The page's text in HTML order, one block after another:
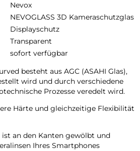
Nevox
NEVOGLASS 3D Kameraschutzglas
Displayschutz
Transparent
sofort verfügbar
besteht aus AGC (ASAHI Glas),
wird und durch verschiedene
Prozesse veredelt wird.
Härte und gleichzeitige Flexibilität
ist an den Kanten gewölbt und
Ihres Smartphones